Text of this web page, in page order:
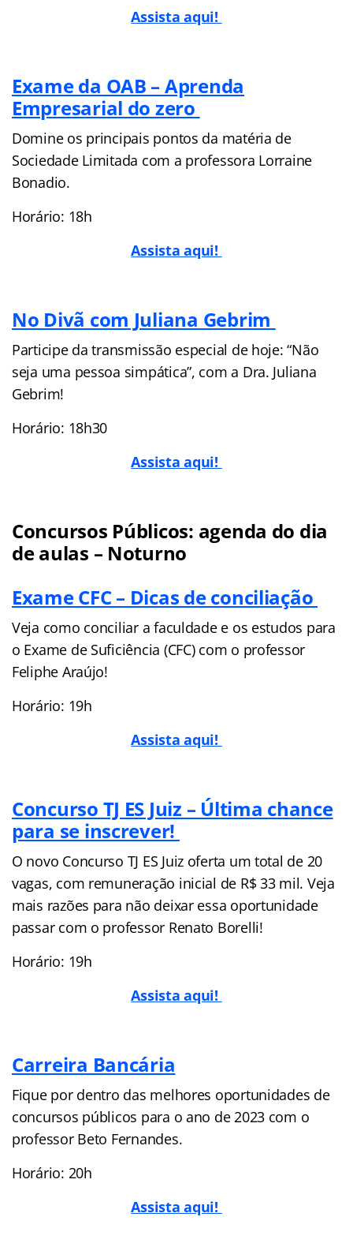
Assista aqui!
Exame da OAB – Aprenda
Empresarial do zero
Domine os principais pontos da matéria de
Sociedade Limitada com a professora Lorraine
Bonadio.
Horário: 18h
Assista aqui!
No Divã com Juliana Gebrim
Participe da transmissão especial de hoje: “Não
seja uma pessoa simpática”, com a Dra. Juliana
Gebrim!
Horário: 18h30
Assista aqui!
Concursos Públicos: agenda do dia
de aulas – Noturno
Exame CFC – Dicas de conciliação
Veja como conciliar a faculdade e os estudos para
o Exame de Suficiência (CFC) com o professor
Feliphe Araújo!
Horário: 19h
Assista aqui!
Concurso TJ ES Juiz – Última chance
para se inscrever!
O novo Concurso TJ ES Juiz oferta um total de 20
vagas, com remuneração inicial de R$ 33 mil. Veja
mais razões para não deixar essa oportunidade
passar com o professor Renato Borelli!
Horário: 19h
Assista aqui!
Carreira Bancária
Fique por dentro das melhores oportunidades de
concursos públicos para o ano de 2023 com o
professor Beto Fernandes.
Horário: 20h
Assista aqui!